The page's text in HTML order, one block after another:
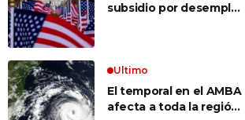
subsidio por desempleo
Ultimo
El temporal en el AMBA
afecta a toda la región: